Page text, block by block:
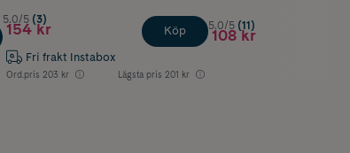
5.0/5 (3)
154 kr
Fri frakt Instabox
Ord.pris 203 kr Lägsta pris 201 kr
Köp 5.0/5 (11)
108 kr